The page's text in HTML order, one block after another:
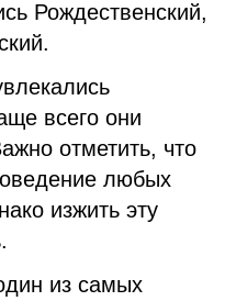
Рождественский,
всего они
отметить, что
любых
изжить эту
из самых